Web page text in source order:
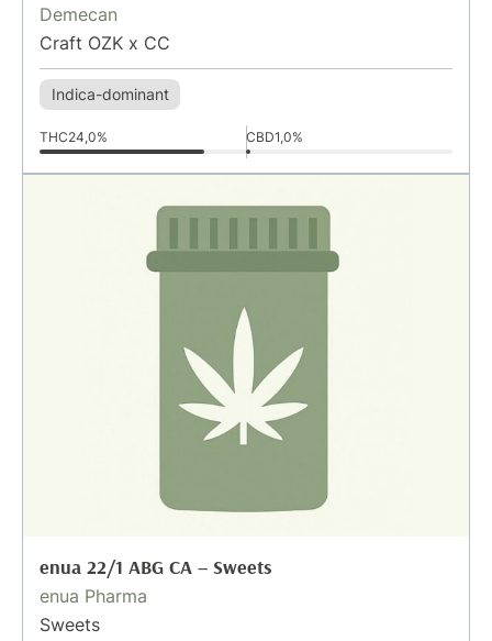
Demecan
Craft OZK x CC
Indica-dominant
THC24,0% CBD1,0%
enua 22/1 ABG CA – Sweets
enua Pharma
Sweets